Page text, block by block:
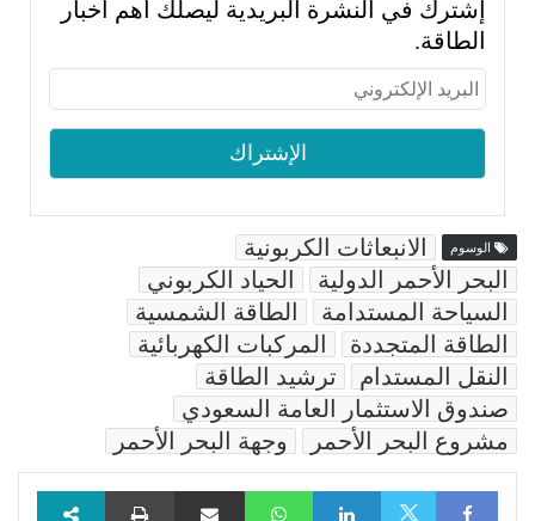
إشترك في النشرة البريدية ليصلك أهم أخبار
الطاقة.
الوسوم
الانبعاثات الكربونية
البحر الأحمر الدولية
الحياد الكربوني
السياحة المستدامة
الطاقة الشمسية
الطاقة المتجددة
المركبات الكهربائية
النقل المستدام
ترشيد الطاقة
صندوق الاستثمار العامة السعودي
مشروع البحر الأحمر
وجهة البحر الأحمر
Facebook
LinkedIn
WhatsAppمشاركة عبر البريد طباعة